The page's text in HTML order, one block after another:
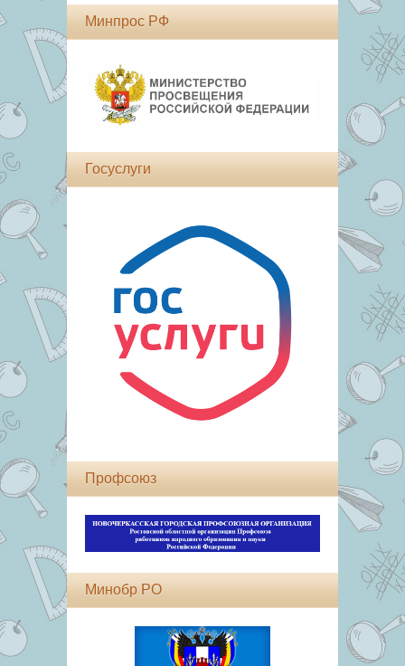
Минпрос РФ
Госуслуги
Профсоюз
Минобр РО